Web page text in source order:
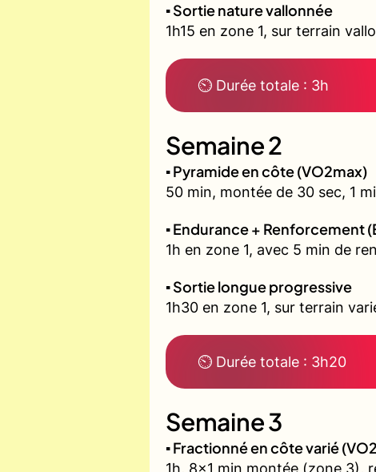
▪️ Sortie nature vallonnée
1h15 en zone 1, sur terrain
⏲ Durée totale : 3h
Semaine 2
▪️ Pyramide en côte (VO2max)
50 min, montée de 30 sec, 1
▪️ Endurance + Renforcement
1h en zone 1, avec 5 min de
▪️ Sortie longue progressive
1h30 en zone 1, sur terrain
⏲ Durée totale : 3h20
Semaine 3
▪️ Fractionné en côte varié